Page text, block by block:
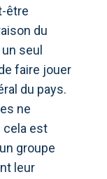
être
du
seul
faire jouer
du pays.
ne
cela est
groupe
leur